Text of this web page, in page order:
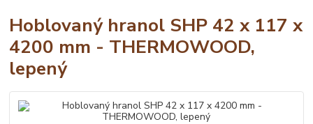
Hoblovaný hranol SHP 42 x 117 x
4200 mm - THERMOWOOD,
lepený